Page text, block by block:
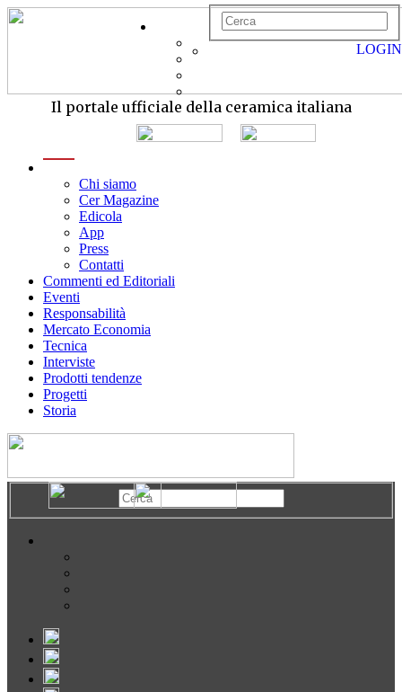
Il portale ufficiale della ceramica italiana
Chi siamo
Cer Magazine
Edicola
App
Press
Contatti
Commenti ed Editoriali
Eventi
Responsabilità
Mercato Economia
Tecnica
Interviste
Prodotti tendenze
Progetti
Storia
LOGIN